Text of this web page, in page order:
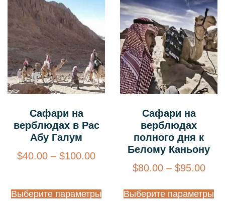
Сафари на
верблюдах в Рас
Абу Галум
$40.00 – $100.00
Выберите параметры
Сафари на
верблюдах
полного дня к
Белому Каньону
$80.00 – $95.00
Выберите параметры